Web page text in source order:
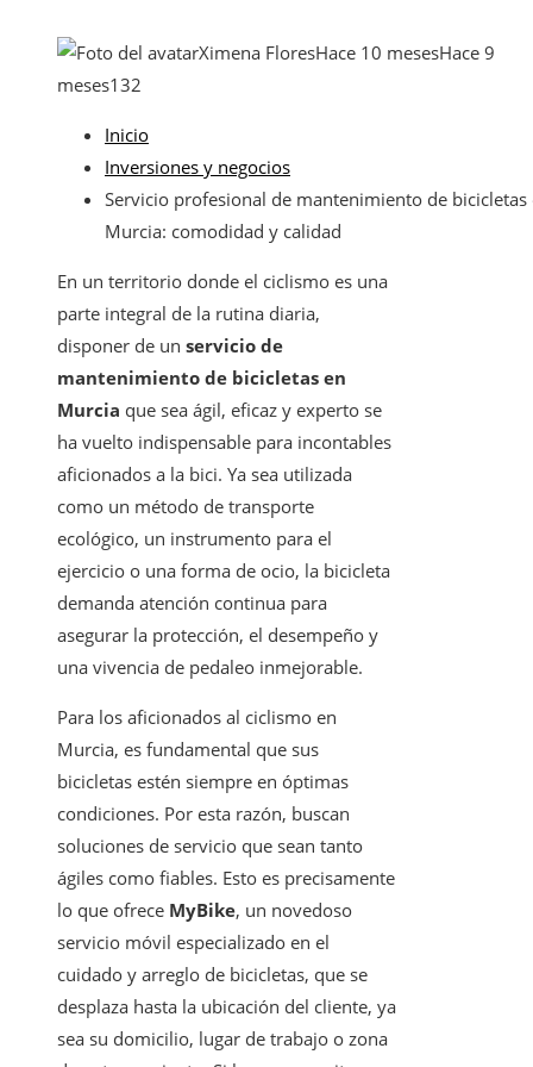
Ximena FloresHace 10 mesesHace 9
meses132
Inicio
Inversiones y negocios
Servicio profesional de mantenimiento de bicicletas
Murcia: comodidad y calidad
En un territorio donde el ciclismo es una
parte integral de la rutina diaria,
disponer de un servicio de
mantenimiento de bicicletas en
Murcia que sea ágil, eficaz y experto se
ha vuelto indispensable para incontables
aficionados a la bici. Ya sea utilizada
como un método de transporte
ecológico, un instrumento para el
ejercicio o una forma de ocio, la bicicleta
demanda atención continua para
asegurar la protección, el desempeño y
una vivencia de pedaleo inmejorable.
Para los aficionados al ciclismo en
Murcia, es fundamental que sus
bicicletas estén siempre en óptimas
condiciones. Por esta razón, buscan
soluciones de servicio que sean tanto
ágiles como fiables. Esto es precisamente
lo que ofrece MyBike, un novedoso
servicio móvil especializado en el
cuidado y arreglo de bicicletas, que se
desplaza hasta la ubicación del cliente, ya
sea su domicilio, lugar de trabajo o zona